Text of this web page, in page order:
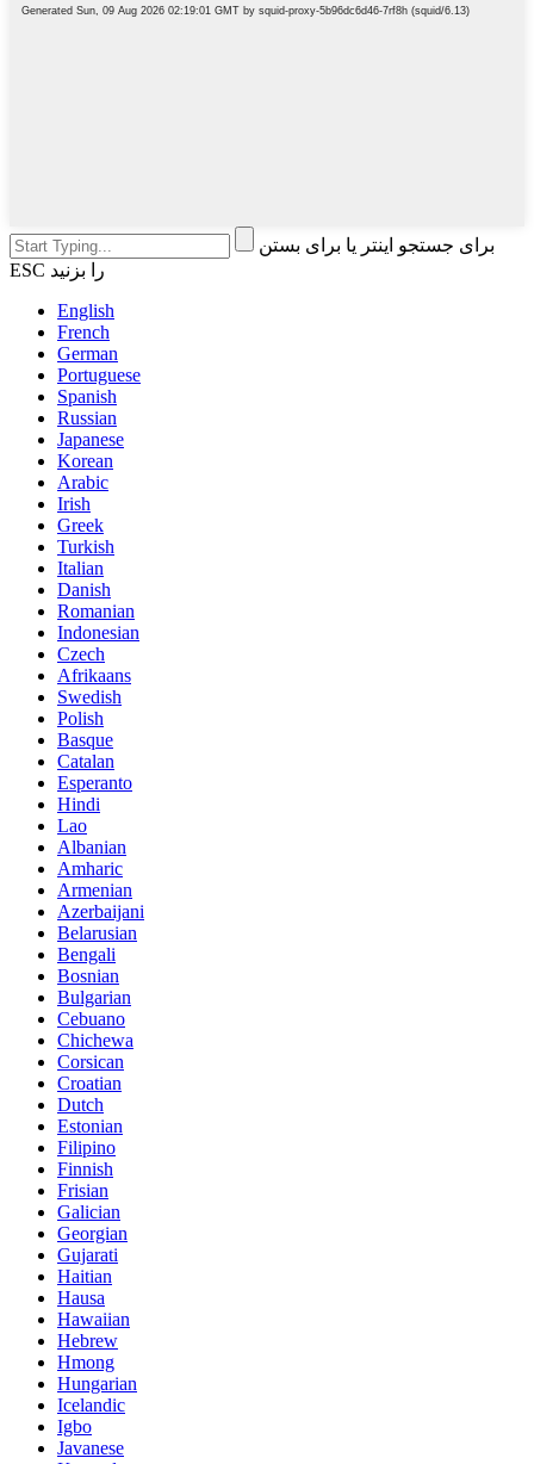
برای جستجو اینتر یا برای بستن
ESC را بزنید
English
French
German
Portuguese
Spanish
Russian
Japanese
Korean
Arabic
Irish
Greek
Turkish
Italian
Danish
Romanian
Indonesian
Czech
Afrikaans
Swedish
Polish
Basque
Catalan
Esperanto
Hindi
Lao
Albanian
Amharic
Armenian
Azerbaijani
Belarusian
Bengali
Bosnian
Bulgarian
Cebuano
Chichewa
Corsican
Croatian
Dutch
Estonian
Filipino
Finnish
Frisian
Galician
Georgian
Gujarati
Haitian
Hausa
Hawaiian
Hebrew
Hmong
Hungarian
Icelandic
Igbo
Javanese